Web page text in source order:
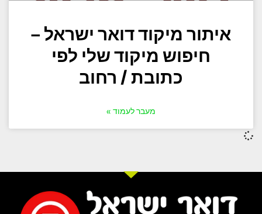
איתור מיקוד דואר ישראל –
חיפוש מיקוד שלי לפי
כתובת / רחוב
מעבר לעמוד »